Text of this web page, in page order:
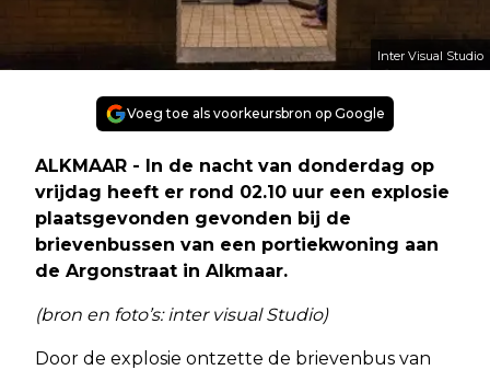
Inter Visual Studio
Voeg toe als voorkeursbron op Google
ALKMAAR - In de nacht van donderdag op
vrijdag heeft er rond 02.10 uur een explosie
plaatsgevonden gevonden bij de
brievenbussen van een portiekwoning aan
de Argonstraat in Alkmaar.
(bron en foto’s: inter visual Studio)
Door de explosie ontzette de brievenbus van